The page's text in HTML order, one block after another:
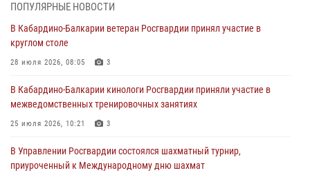
мировой войне 1914-1918 годов
01 августа 2026, 07:30
поздравил специалистов подразделений тыла с профессиональным
праздником
01 августа 2026, 00:10
Росгвардия обеспечивает безопасность граждан на южном
направлении
ПОПУЛЯРНЫЕ НОВОСТИ
В Кабардино-Балкарии ветеран Росгвардии принял участие в
круглом столе
28 июля 2026, 08:05 3
В Кабардино-Балкарии кинологи Росгвардии приняли участие в
межведомственных тренировочных занятиях
25 июля 2026, 10:21 3
В Управлении Росгвардии состоялся шахматный турнир,
приуроченный к Международному дню шахмат